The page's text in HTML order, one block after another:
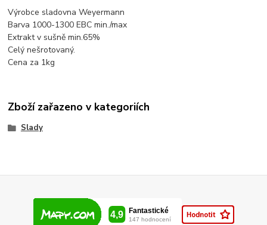
Výrobce sladovna Weyermann
Barva 1000-1300 EBC min./max
Extrakt v sušně min.65%
Celý nešrotovaný.
Cena za 1kg
Zboží zařazeno v kategoriích
Slady